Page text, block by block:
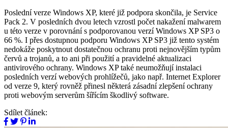
Poslední verze Windows XP, které již podpora skončila, je Service
Pack 2. V posledních dvou letech vzrostl počet nakažení malwarem
u této verze v porovnání s podporovanou verzí Windows XP SP3 o
66 %. I přes dostupnou podporu Windows XP SP3 již tento systém
nedokáže poskytnout dostatečnou ochranu proti nejnovějším typům
červů a trojanů, a to ani při použití a pravidelné aktualizaci
antivirového ochrany. Windows XP také neumožňují instalaci
posledních verzí webových prohlížečů, jako např. Internet Explorer
od verze 9, který rovněž přinesl některá zásadní zlepšení ochrany
proti webovým serverům šířícím škodlivý software.
Sdílet článek: